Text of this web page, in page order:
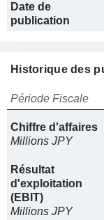
Date de
publication
Historique des
Période Fiscale
Chiffre d'affaires
Millions JPY
Résultat
d'exploitation
(EBIT)
Millions JPY